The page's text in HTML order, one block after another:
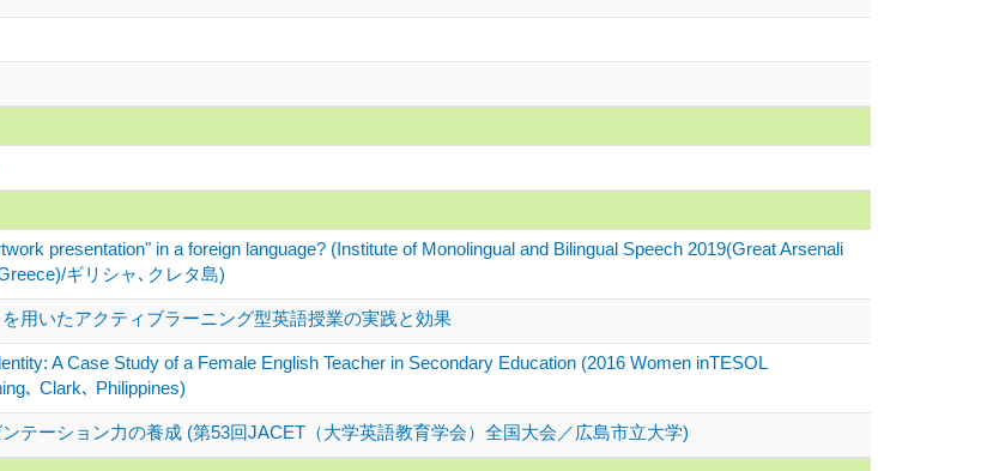
presentation" in a foreign language? (Institute of Monolingual and Bilingual Speech 2019(Great Arsenali
ギリシャ､クレタ島)
を用いたアクティブラーニング型英語授業の実践と効果
A Case Study of a Female English Teacher in Secondary Education (2016 Women inTESOL
､ Clark､ Philippines)
テーション力の養成 (第53回JACET（大学英語教育学会）全国大会／広島市立大学)